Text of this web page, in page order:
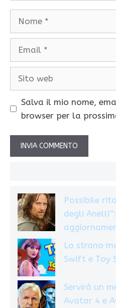
Salva il mio nome,
browser per la
Possibile
degli
Lo strano
Swift e Toy
Servirà un
Avatar 4 e